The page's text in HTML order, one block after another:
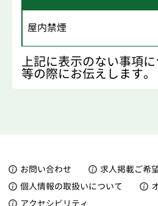
屋内禁煙
上記に表示のない事項
等の際にお伝えします。
お問い合わせ
求人掲載ご希
個人情報の取扱いについて
アクセシビリティ